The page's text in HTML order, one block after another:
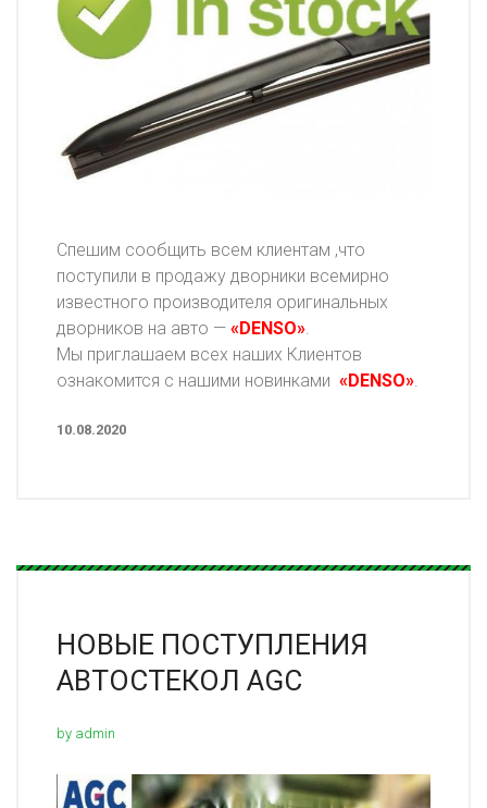
Спешим сообщить всем клиентам ,что
поступили в продажу дворники всемирно
известного производителя оригинальных
дворников на авто — «DENSO»
Мы приглашаем всех наших Клиентов
ознакомится с нашими новинками «DENSO»
10.08.2020
НОВЫЕ ПОСТУПЛЕНИЯ
АВТОСТЕКОЛ AGC
by admin